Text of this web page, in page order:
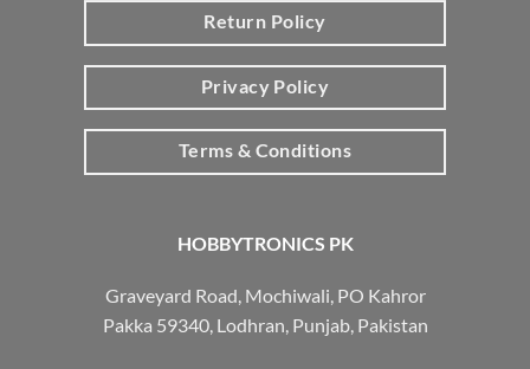
HOBBYTRONICS PK
Graveyard Road, Mochiwali, PO Kahror
Pakka 59340, Lodhran, Punjab, Pakistan
Return Policy
Privacy Policy
Terms & Conditions